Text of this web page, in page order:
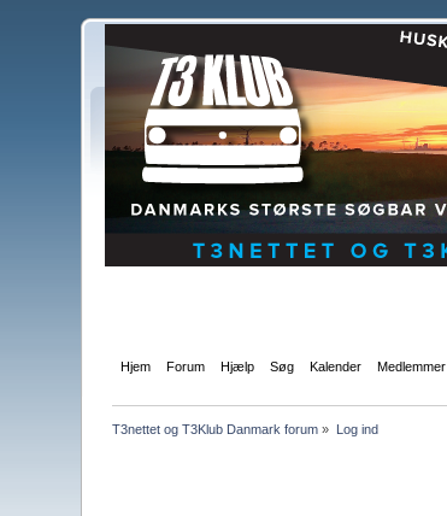
Hjem Forum Hjælp Søg Kalender Medlemmer
T3nettet og T3Klub Danmark forum » Log ind